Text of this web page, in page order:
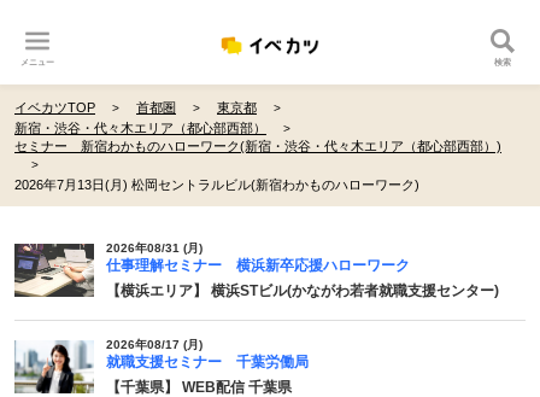
メニュー 検索
イベカツTOP 首都圏
東京都
新宿・渋谷・代々木エリア（都心部西部）
セミナー 新宿わかものハローワーク(新宿・渋谷・代々木エリア（都心部西部）)
2026年7月13日(月) 松岡セントラルビル(新宿わかものハローワーク)
2026年08/31 (月)
仕事理解セミナー 横浜新卒応援ハローワーク
【横浜エリア】 横浜STビル(かながわ若者就職支援センター)
2026年08/17 (月)
就職支援セミナー 千葉労働局
【千葉県】 WEB配信 千葉県